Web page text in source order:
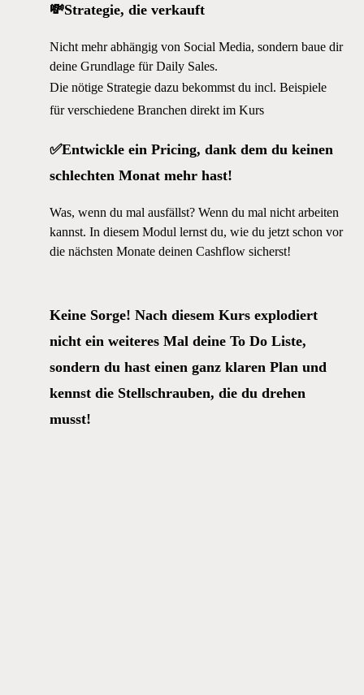
💸Strategie, die verkauft
Nicht mehr abhängig von Social Media, sondern baue dir
deine Grundlage für Daily Sales.
Die nötige Strategie dazu bekommst du incl. Beispiele
für verschiedene Branchen direkt im Kurs
✅Entwickle ein Pricing, dank dem du keinen
schlechten Monat mehr hast!
Was, wenn du mal ausfällst? Wenn du mal nicht arbeiten
kannst. In diesem Modul lernst du, wie du jetzt schon vor
die nächsten Monate deinen Cashflow sicherst!
Keine Sorge! Nach diesem Kurs explodiert
nicht ein weiteres Mal deine To Do Liste,
sondern du hast einen ganz klaren Plan und
kennst die Stellschrauben, die du drehen
musst!